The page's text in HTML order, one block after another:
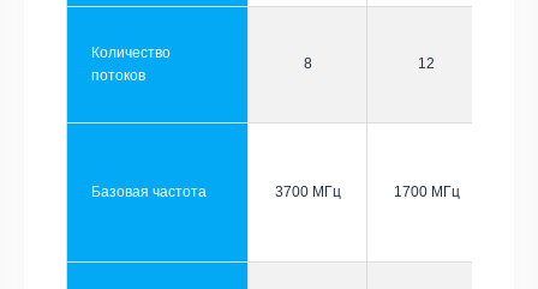
Количество
потоков
8 12
Базовая частота 3700 МГц 1700 МГц